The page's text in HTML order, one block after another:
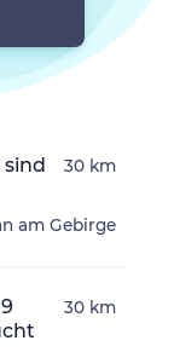
am Gebirge
30 km
30 km